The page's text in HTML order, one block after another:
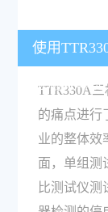
使用
检测效率
TTR330A
的痛点进行
业的整体效
面，单组测
比测试仪测